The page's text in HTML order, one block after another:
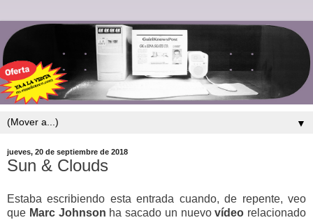
▼
jueves, 20 de septiembre de 2018
Sun & Clouds
Estaba escribiendo esta entrada cuando, de repente, veo
que Marc Johnson ha sacado un nuevovídeo relacionado